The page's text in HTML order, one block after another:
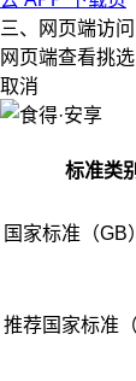
三、网页端访问
网页端查看挑
取消
标准类别
国家标准（GB）
推荐国家标准（